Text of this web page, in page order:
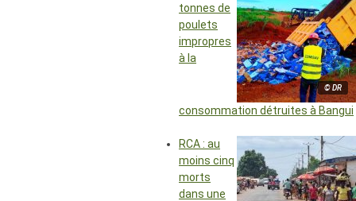
© DR
tonnes de
poulets
impropres
à la
consommation détruites à Bangui
RCA : au
moins cinq
morts
dans une